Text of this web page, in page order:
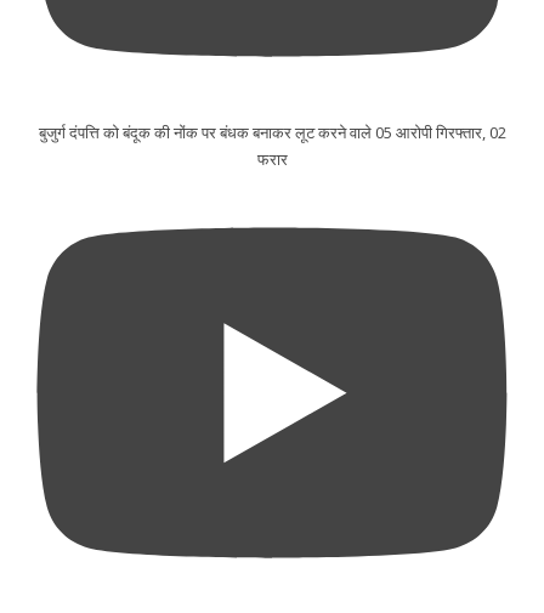
बुजुर्ग दंपत्ति को बंदूक की नोंक पर बंधक बनाकर लूट करने वाले 05 आरोपी गिरफ्तार, 02
फरार